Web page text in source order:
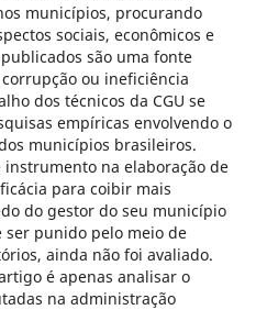
municípios, procurando
sociais, econômicos e
são uma fonte
ou ineficiência
dos técnicos da CGU se
empíricas envolvendo o
municípios brasileiros.
na elaboração de
para coibir mais
do gestor do seu município
ser punido pelo meio de
ainda não foi avaliado.
é apenas analisar o
na administração